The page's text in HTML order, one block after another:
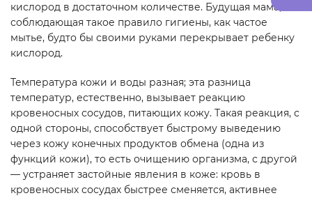
кислород в достаточном количестве. Будущая мама, не
соблюдающая такое правило гигиены, как частое
мытье, будто бы своими руками перекрывает ребенку
кислород.
Температура кожи и воды разная; эта разница
температур, естественно, вызывает реакцию
кровеносных сосудов, питающих кожу. Такая реакция, с
одной стороны, способствует быстрому выведению
через кожу конечных продуктов обмена (одна из
функций кожи), то есть очищению организма, с другой
— устраняет застойные явления в коже: кровь в
кровеносных сосудах быстрее сменяется, активнее